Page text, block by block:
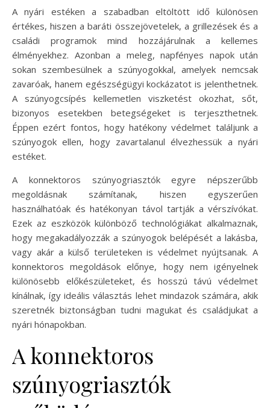
A nyári estéken a szabadban eltöltött idő különösen
értékes, hiszen a baráti összejövetelek, a grillezések és a
családi programok mind hozzájárulnak a kellemes
élményekhez. Azonban a meleg, napfényes napok után
sokan szembesülnek a szúnyogokkal, amelyek nemcsak
zavaróak, hanem egészségügyi kockázatot is jelenthetnek.
A szúnyogcsípés kellemetlen viszketést okozhat, sőt,
bizonyos esetekben betegségeket is terjeszthetnek.
Éppen ezért fontos, hogy hatékony védelmet találjunk a
szúnyogok ellen, hogy zavartalanul élvezhessük a nyári
estéket.
A konnektoros szúnyogriasztók egyre népszerűbb
megoldásnak számítanak, hiszen egyszerűen
használhatóak és hatékonyan távol tartják a vérszívókat.
Ezek az eszközök különböző technológiákat alkalmaznak,
hogy megakadályozzák a szúnyogok belépését a lakásba,
vagy akár a külső területeken is védelmet nyújtsanak. A
konnektoros megoldások előnye, hogy nem igényelnek
különösebb előkészületeket, és hosszú távú védelmet
kínálnak, így ideális választás lehet mindazok számára, akik
szeretnék biztonságban tudni magukat és családjukat a
nyári hónapokban.
A konnektoros
szúnyogriasztók